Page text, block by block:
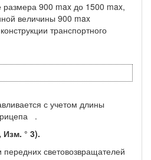
размера 900 max до 1500 max,
величины 900 max
транспортного
с учетом длины
.
° 3).
передних световозвращателей